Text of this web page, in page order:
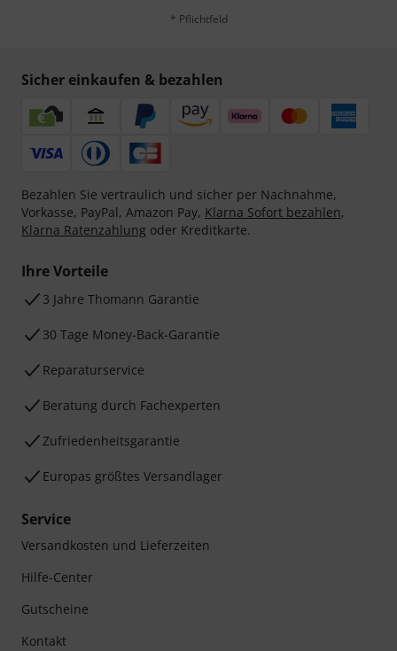
* Pflichtfeld
Sicher einkaufen & bezahlen
Bezahlen Sie vertraulich und sicher per Nachnahme,
Vorkasse, PayPal, Amazon Pay, Klarna Sofort bezahlen,
Klarna Ratenzahlung oder Kreditkarte.
Ihre Vorteile
3 Jahre Thomann Garantie
30 Tage Money-Back-Garantie
Reparaturservice
Beratung durch Fachexperten
Zufriedenheitsgarantie
Europas größtes Versandlager
Service
Versandkosten und Lieferzeiten
Hilfe-Center
Gutscheine
Kontakt